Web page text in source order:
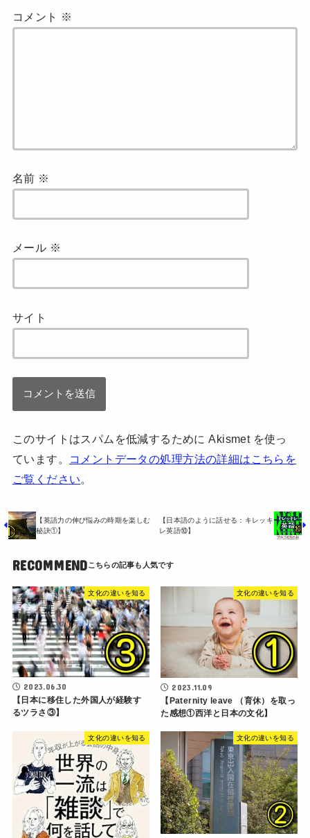
コメント ※
名前 ※
メール ※
サイト
このサイトはスパムを低減するために Akismet を使っ
ています。
コメントデータの処理方法の詳細はこちらを
ご覧ください。
【英語力の伸び悩みの時期を楽しむ
秘訣①】
【日本語のように話せる：キレッキ
レ英語⑩】
RECOMMEND
文化の違いを知る
2023.06.30
【日本に移住した外国人が経験す
るツラさ③】
文化の違いを知る
2023.11.09
【Paternity leave （育休）を取っ
た感想①西洋と日本の文化】
文化の違いを知る 文化の違いを知る